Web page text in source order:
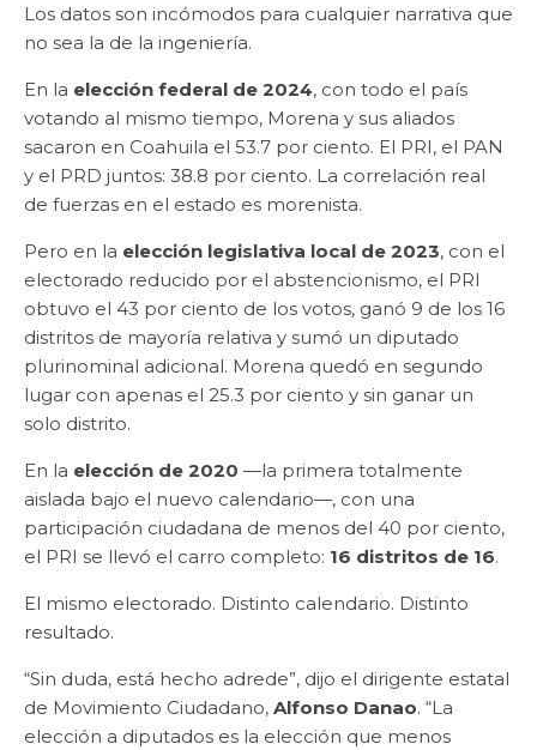
Los datos son incómodos para cualquier narrativa que
no sea la de la ingeniería.
En la elección federal de 2024, con todo el país
votando al mismo tiempo, Morena y sus aliados
sacaron en Coahuila el 53.7 por ciento. El PRI, el PAN
y el PRD juntos: 38.8 por ciento. La correlación real
de fuerzas en el estado es morenista.
Pero en la elección legislativa local de 2023, con el
electorado reducido por el abstencionismo, el PRI
obtuvo el 43 por ciento de los votos, ganó 9 de los 16
distritos de mayoría relativa y sumó un diputado
plurinominal adicional. Morena quedó en segundo
lugar con apenas el 25.3 por ciento y sin ganar un
solo distrito.
En la elección de 2020 —la primera totalmente
aislada bajo el nuevo calendario—, con una
participación ciudadana de menos del 40 por ciento,
el PRI se llevó el carro completo: 16 distritos de 16.
El mismo electorado. Distinto calendario. Distinto
resultado.
“Sin duda, está hecho adrede”, dijo el dirigente estatal
de Movimiento Ciudadano, Alfonso Danao. “La
elección a diputados es la elección que menos